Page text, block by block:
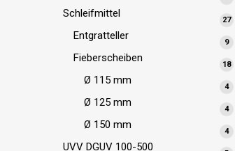
Schleifmittel
2727
Entgratteller
99
Fieberscheiben
1818
Ø 115 mm
44
Ø 125 mm
44
Ø 150 mm
44
UVV DGUV 100-500